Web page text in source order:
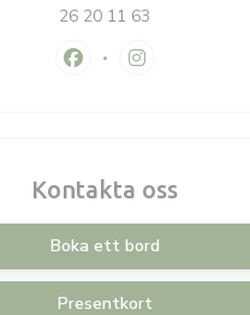
26 20 11 63
Facebook ((öppnas
Instagram
Kontakta oss
Boka ett bord
Presentkort